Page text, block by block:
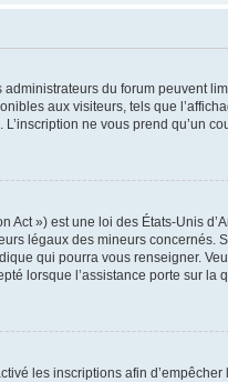
administrateurs du forum peuvent
aux visiteurs, tels que
ne vous prend qu’un
Act ») est une loi des États-Unis
légaux des mineurs
qui pourra vous renseigner.
lorsque l’assistance porte sur
les inscriptions afin